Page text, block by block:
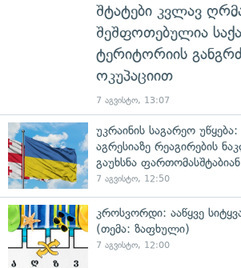
შტატები კვლავ
შეშფოთებულია
ტერიტორიის
ოკუპაციით
7 აგვისტო, 13:07
უკრაინის საგარეო
აგრესიაზე რეაგირების
გაუხსნა
7 აგვისტო, 12:50
კროსვორდი: ააწყვე
(თემა: ზაფხული)
7 აგვისტო, 12:00